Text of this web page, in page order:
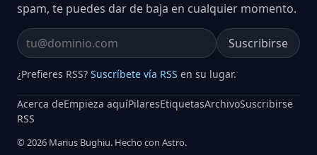
spam, te puedes dar de baja en cualquier momento.
Email address Suscribirse
¿Prefieres RSS? Suscríbete vía RSS en su lugar.
Acerca deEmpieza aquíPilaresEtiquetasArchivoSuscribirse
RSS
© 2026 Marius Bughiu. Hecho con Astro.